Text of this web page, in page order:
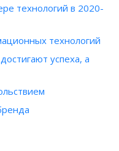
технологий в 2020-
технологий
успеха, а